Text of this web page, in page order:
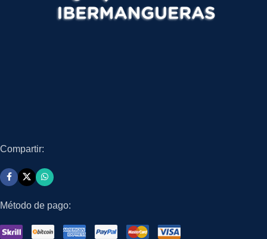
Compartir:
Método de pago: